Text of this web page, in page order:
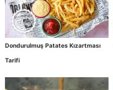
Dondurulmuş Patates Kızartması
Tarifi